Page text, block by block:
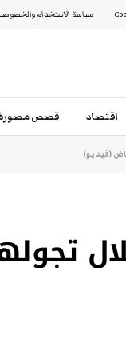
سياسة الاستخدام
اقتصاد قصص مصورة
(فيديو)